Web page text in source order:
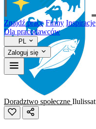
Znajdź pracę Firmy Inspiracje
Dla pracodawców
PL
Zaloguj się
Doradztwo społeczne Ilulissat